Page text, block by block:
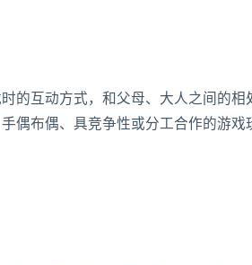
的互动方式，和父母、大人之间的相
偶布偶、具竞争性或分工合作的游戏